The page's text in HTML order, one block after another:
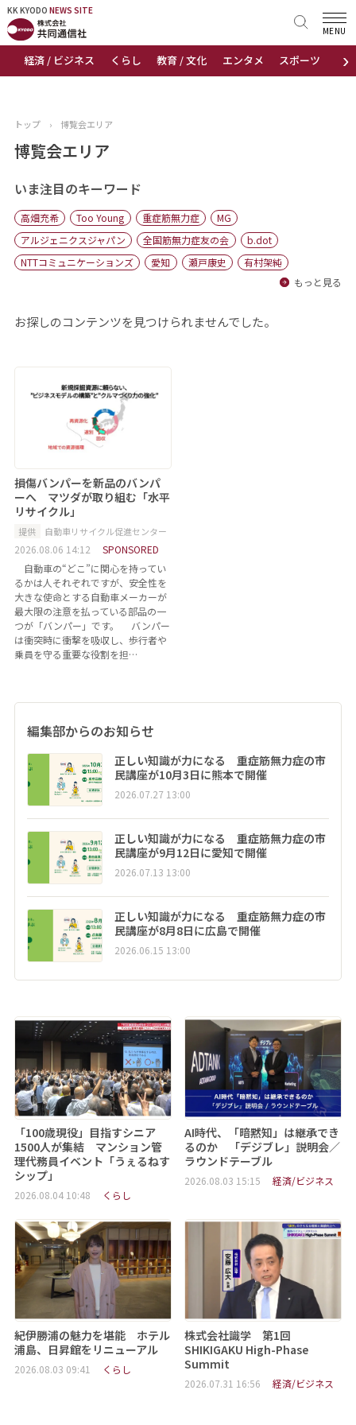
KK KYODO NEWS SITE
›
経済 / ビジネス くらし 教育 / 文化 エンタメ スポーツ 地域
MENU
KK KYODONEWS SITE
トップページ
ニュース
おすすめコンテンツ
出版物
会社概要
トップ › 博覧会エリア
博覧会エリア
いま注目のキーワード
高畑充希 Too Young 重症筋無力症
MG
アルジェニクスジャパン
全国筋無力症友の会
b.dot
NTTコミュニケーションズ
愛知 瀬戸康史
有村架純
もっと見る
お探しのコンテンツを見つけられませんでした。
損傷バンパーを新品のバンパ
ーへ マツダが取り組む「水平
リサイクル」
提供 自動車リサイクル促進センター
2026.08.06 14:12
SPONSORED
自動車の“どこ”に関心を持ってい
るかは人それぞれですが、安全性を
大きな使命とする自動車メーカーが
最大限の注意を払っている部品の一
つが「バンパー」です。 バンパー
は衝突時に衝撃を吸収し、歩行者や
乗員を守る重要な役割を担…
編集部からのお知らせ
正しい知識が力になる 重症筋無力症の市
民講座が10月3日に熊本で開催
2026.07.27 13:00
正しい知識が力になる 重症筋無力症の市
民講座が9月12日に愛知で開催
2026.07.13 13:00
正しい知識が力になる 重症筋無力症の市
民講座が8月8日に広島で開催
2026.06.15 13:00
「100歳現役」目指すシニア
1500人が集結 マンション管
理代務員イベント「うぇるねす
シップ」
2026.08.04 10:48 くらし
AI時代、「暗黙知」は継承でき
るのか 「デジブレ」説明会／
ラウンドテーブル
2026.08.03 15:15 経済/ビジネス
紀伊勝浦の魅力を堪能 ホテル
浦島、日昇館をリニューアル
2026.08.03 09:41 くらし
株式会社識学 第1回
SHIKIGAKU High-Phase
Summit
2026.07.31 16:56 経済/ビジネス